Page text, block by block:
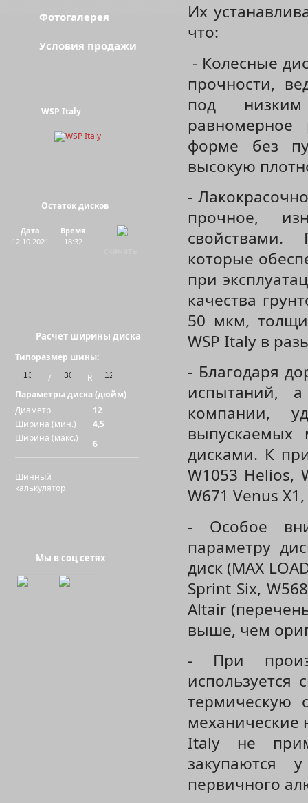
Их
что:
- Колесные
прочности,
под низким
равномерное
форме без
высокую
-
прочное,
свойствами.
которые
при
качества
50 мкм,
WSP Italy в
- Благодаря
испытаний,
компании,
дисками. К
W1053 Helios,
W671 Venus
- Особое
параметру
диск (MAX
Sprint Six,
Altair
выше, чем
- При
используется
термическую
механические
Italy не
закупаются
первичного
Фотогалерея
Условия продажи
WSP Italy
Остаток дисков
Дата
12.10.2021
Время
18:32
Расчет ширины диска
Типоразмер шины:
/
R
Параметры диска (дюйм)
Диаметр
12
Ширина (мин.)
4,5
Ширина (макс.)
6
Шинный
калькулятор
Мы в соц сетях